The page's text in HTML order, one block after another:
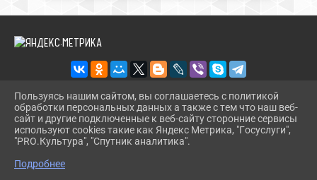
2026 Г. CT.UODINSKOI.RU
ВХОД
КАРТА САЙТА
Пользуясь нашим сайтом, вы соглашаетесь с политикой
обработки персональных данных а также с тем что наш веб-
сайт и другие подключенные к веб-сайту сторонние сервисы
используют cookies такие как Яндекс Метрика, "Госуслуги",
"PRO.Культура", "Спутник аналитика".
Подробнее